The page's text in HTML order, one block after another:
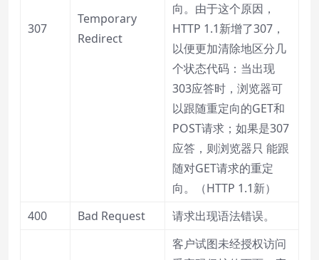
307
Temporary
Redirect
向。由于这个原因，
HTTP 1.1新增了307，
以便更加清除地区分几
个状态代码：当出现
303应答时，浏览器可
以跟随重定向的GET和
POST请求；如果是307
应答，则浏览器只 能跟
随对GET请求的重定
向。（HTTP 1.1新）
400
Bad Request
请求出现语法错误。
客户试图未经授权访问